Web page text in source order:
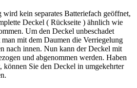
wird kein separates Batteriefach geöffnet,
Deckel ( Rückseite ) ähnlich wie
Um den Deckel unbeschadet
mit dem Daumen die Verriegelung
nach innen. Nun kann der Deckel mit
und abgenommen werden. Haben
können Sie den Deckel in umgekehrter